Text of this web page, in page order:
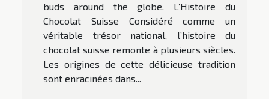
buds around the globe. L’Histoire du
Chocolat Suisse Considéré comme un
véritable trésor national, l’histoire du
chocolat suisse remonte à plusieurs siècles.
Les origines de cette délicieuse tradition
sont enracinées dans...